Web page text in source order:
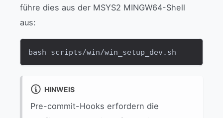
führe dies aus der MSYS2 MINGW64-Shell
aus:
bash scripts/win/win_setup_dev.sh
HINWEIS
Pre-commit-Hooks erfordern die